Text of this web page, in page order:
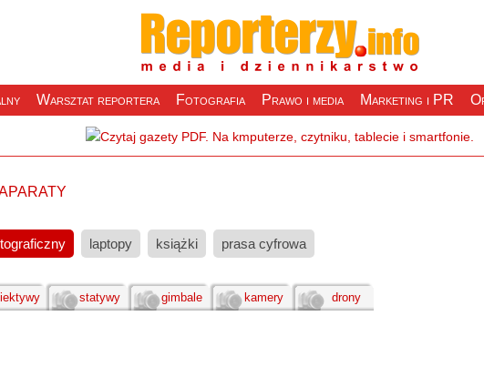
Warsztat reportera Fotografia Prawo i media Marketing i PR
laptopy książki prasa cyfrowa
statywy gimbale kamery drony